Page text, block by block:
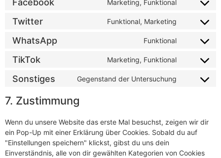
Facebook Marketing, Funktional
Twitter Funktional, Marketing
WhatsApp Funktional
TikTok Marketing, Funktional
Sonstiges Gegenstand der Untersuchung
7. Zustimmung
Wenn du unsere Website das erste Mal besuchst, zeigen wir dir
ein Pop-Up mit einer Erklärung über Cookies. Sobald du auf
"Einstellungen speichern" klickst, gibst du uns dein
Einverständnis, alle von dir gewählten Kategorien von Cookies